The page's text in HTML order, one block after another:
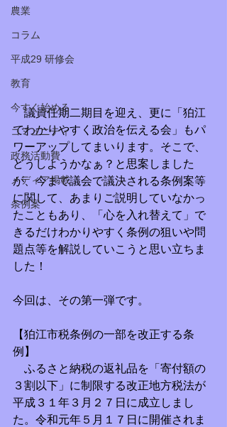
農業
コラム
平成29 研修会
教育
今すぐ始める
コミュニティ
政務活動費
メディア掲載
条例案
議員任期二期目を迎え、更に「狛江
でわかりやすく政治を伝える会」もパ
ワーアップしてまいります。そこで、
どうしようかなぁ？と思案しました
が、今まで議会で議決される条例案等
に関して、あまりご説明していなかっ
たこともあり、「心を入れ替えて」で
きるだけわかりやすく条例の狙いや問
題点等を解説していこうと思い立ちま
した！
今回は、その第一弾です。
【狛江市税条例の一部を改正する条
例】
ふるさと納税の返礼品を「寄付額の
３割以下」に制限する改正地方税法が
平成３１年３月２７日に成立しまし
た。令和元年５月１７日に開催されま